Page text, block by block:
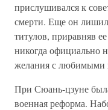
прислушивался к
смерти. Еще он
титулов, приравняв
никогда официально
желания с любимыми
При Сюань-цзуне
военная реформа.